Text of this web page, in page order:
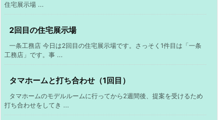
住宅展示場 ...
2回目の住宅展示場
一条工務店 今日は2回目の住宅展示場です。さっそく1件目は「一条
工務店」です。事 ...
タマホームと打ち合わせ（1回目）
タマホームのモデルルームに行ってから2週間後、提案を受けるため
打ち合わせをしてき ...